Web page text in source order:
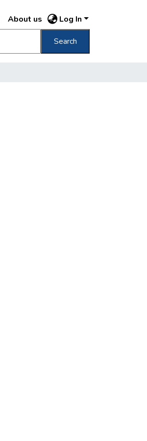
About us Log In
Search